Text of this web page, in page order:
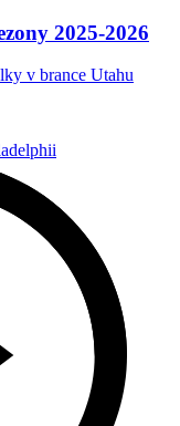
2025-2026
v brance Utahu